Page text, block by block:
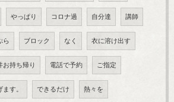
やっぱり コロナ過 自分達 講師
ら ブロック なく 衣に溶け出す
お持ち帰り 電話で予約 ご指定
ます。 できるだけ 熱々を